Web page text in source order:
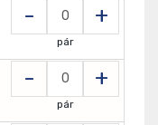
- +
pár
- +
pár